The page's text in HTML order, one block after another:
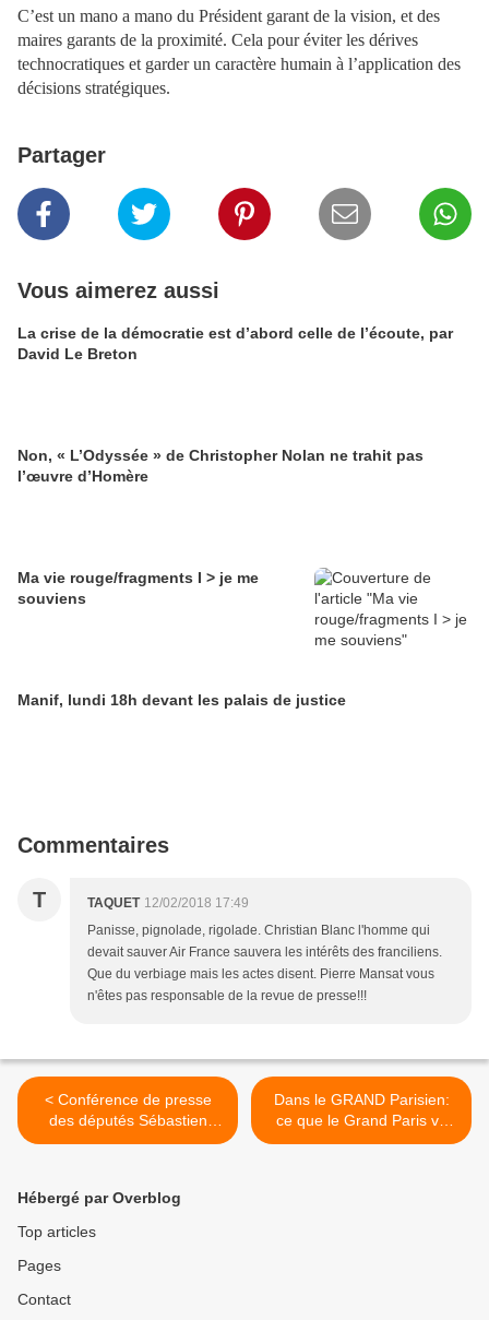
C’est un mano a mano du Président garant de la vision, et des
maires garants de la proximité. Cela pour éviter les dérives
technocratiques et garder un caractère humain à l’application des
décisions stratégiques.
Partager
Vous aimerez aussi
La crise de la démocratie est d’abord celle de l’écoute, par
David Le Breton
Non, « L’Odyssée » de Christopher Nolan ne trahit pas
l’œuvre d’Homère
Ma vie rouge/fragments I > je me
souviens
Manif, lundi 18h devant les palais de justice
Commentaires
T TAQUET 12/02/2018 17:49
Panisse, pignolade, rigolade. Christian Blanc l'homme qui
devait sauver Air France sauvera les intérêts des franciliens.
Que du verbiage mais les actes disent. Pierre Mansat vous
n'êtes pas responsable de la revue de presse!!!
< Conférence de presse
des députés Sébastien
Jumel et Cedric Villani pour
Dans le GRAND Parisien:
ce que le Grand Paris va
changer pour vous >
Hébergé par Overblog
Top articles
Pages
Contact